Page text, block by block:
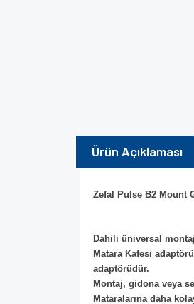
Ürün Açıklaması
Zefal Pulse B2 Mount
Dahili üniversal
Matara Kafesi
adaptörüdür.
Montaj, gidona veya
Mataralarına daha